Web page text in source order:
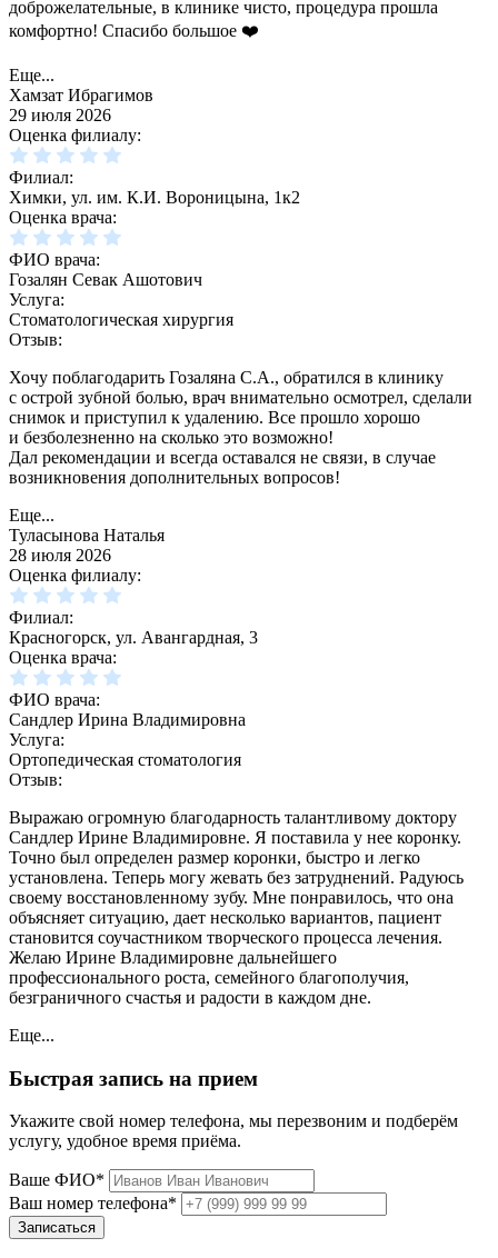
доброжелательные, в клинике чисто, процедура прошла
комфортно! Спасибо большое ❤️
Еще...
Хамзат Ибрагимов
29 июля 2026
Оценка филиалу:
Филиал:
Химки, ул. им. К.И. Вороницына, 1к2
Оценка врача:
ФИО врача:
Гозалян Севак Ашотович
Услуга:
Стоматологическая хирургия
Отзыв:
Хочу поблагодарить Гозаляна С.А., обратился в клинику
с острой зубной болью, врач внимательно осмотрел, сделали
снимок и приступил к удалению. Все прошло хорошо
и безболезненно на сколько это возможно!
Дал рекомендации и всегда оставался не связи, в случае
возникновения дополнительных вопросов!
Еще...
Туласынова Наталья
28 июля 2026
Оценка филиалу:
Филиал:
Красногорск, ул. Авангардная, 3
Оценка врача:
ФИО врача:
Сандлер Ирина Владимировна
Услуга:
Ортопедическая стоматология
Отзыв:
Выражаю огромную благодарность талантливому доктору
Сандлер Ирине Владимировне. Я поставила у нее коронку.
Точно был определен размер коронки, быстро и легко
установлена. Теперь могу жевать без затруднений. Радуюсь
своему восстановленному зубу. Мне понравилось, что она
объясняет ситуацию, дает несколько вариантов, пациент
становится соучастником творческого процесса лечения.
Желаю Ирине Владимировне дальнейшего
профессионального роста, семейного благополучия,
безграничного счастья и радости в каждом дне.
Еще...
Быстрая запись на прием
Укажите свой номер телефона, мы перезвоним и подберём
услугу, удобное время приёма.
Ваше ФИО*
Ваш номер телефона*
Записаться